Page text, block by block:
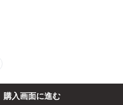
購入画面に進む